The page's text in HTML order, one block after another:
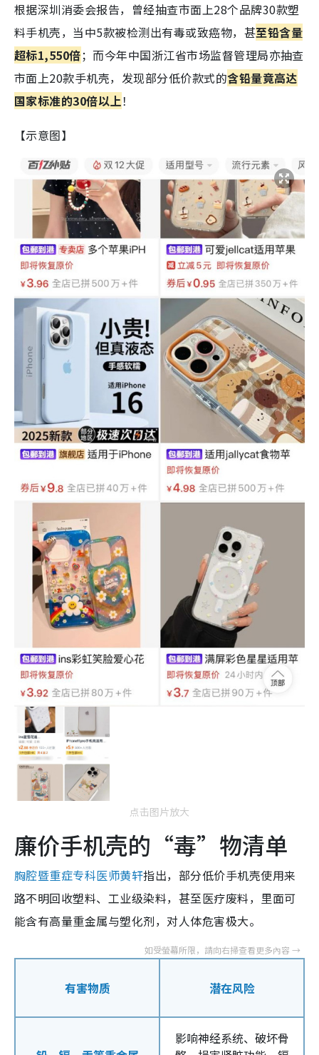
根据深圳消委会报告，曾经抽查市面上28个品牌30款塑
料手机壳，当中5款被检测出有毒或致癌物，甚至铅含量
超标1,550倍；而今年中国浙江省市场监督管理局亦抽查
市面上20款手机壳，发现部分低价款式的含铅量竟高达
国家标准的30倍以上！
【示意图】
点击图片放大
廉价手机壳的“毒”物清单
胸腔暨重症专科医师黄轩指出，部分低价手机壳使用来
路不明回收塑料、工业级染料，甚至医疗废料，里面可
能含有高量重金属与塑化剂，对人体危害极大。
有害物质 潜在风险
影响神经系统、破坏骨